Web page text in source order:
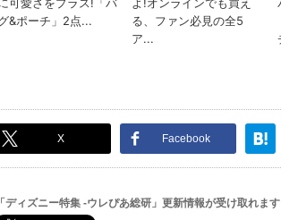
X Facebook
「ディズニー特集 -ウレぴあ総研」更新情報が受け取れます